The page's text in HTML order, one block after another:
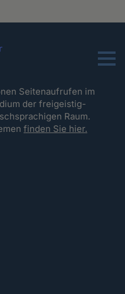
Menu
Seitenaufrufen im
der freigeistig-
Raum.
finden Sie hier.